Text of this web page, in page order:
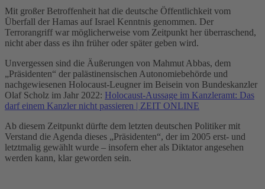
Mit großer Betroffenheit hat die deutsche Öffentlichkeit vom
Überfall der Hamas auf Israel Kenntnis genommen. Der
Terrorangriff war möglicherweise vom Zeitpunkt her überraschend,
nicht aber dass es ihn früher oder später geben wird.
Unvergessen sind die Äußerungen von Mahmut Abbas, dem
„Präsidenten“ der palästinensischen Autonomiebehörde und
nachgewiesenen Holocaust-Leugner im Beisein von Bundeskanzler
Olaf Scholz im Jahr 2022: Holocaust-Aussage im Kanzleramt: Das
darf einem Kanzler nicht passieren | ZEIT ONLINE
Ab diesem Zeitpunkt dürfte dem letzten deutschen Politiker mit
Verstand die Agenda dieses „Präsidenten“, der im 2005 erst- und
letztmalig gewählt wurde – insofern eher als Diktator angesehen
werden kann, klar geworden sein.